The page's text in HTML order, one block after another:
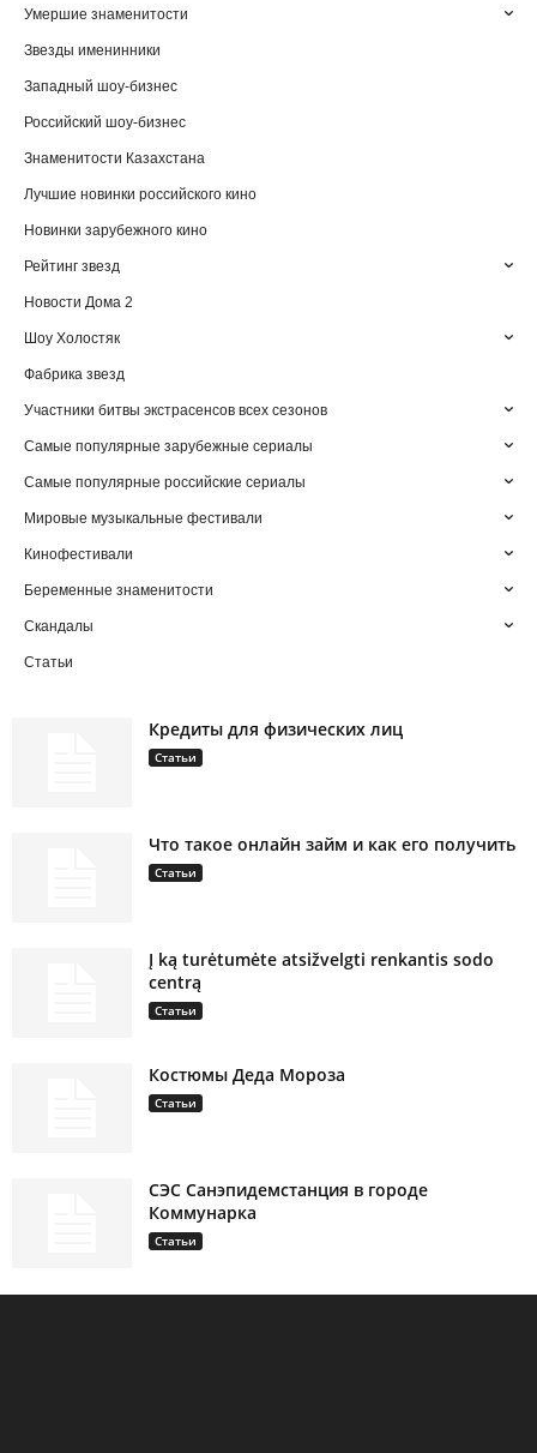
Умершие знаменитости
Звезды именинники
Западный шоу-бизнес
Российский шоу-бизнес
Знаменитости Казахстана
Лучшие новинки российского кино
Новинки зарубежного кино
Рейтинг звезд
Новости Дома 2
Шоу Холостяк
Фабрика звезд
Участники битвы экстрасенсов всех сезонов
Самые популярные зарубежные сериалы
Самые популярные российские сериалы
Мировые музыкальные фестивали
Кинофестивали
Беременные знаменитости
Скандалы
Статьи
Кредиты для физических лиц
Статьи
Что такое онлайн займ и как его получить
Статьи
Į ką turėtumėte atsižvelgti renkantis sodo
centrą
Статьи
Костюмы Деда Мороза
Статьи
СЭС Санэпидемстанция в городе
Коммунарка
Статьи